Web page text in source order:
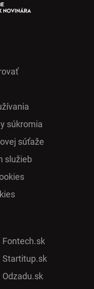
súkromia
sú­ťaže
služieb
Fontech.sk
Startitup.sk
Odzadu.sk